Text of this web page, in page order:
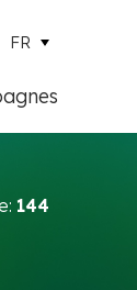
FR
144